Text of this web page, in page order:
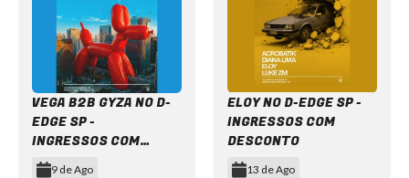
VEGA B2B GYZA NO D-
EDGE SP -
INGRESSOS COM
DESCONTO
9 de Ago
ELOY NO D-EDGE SP -
INGRESSOS COM
DESCONTO
13 de Ago